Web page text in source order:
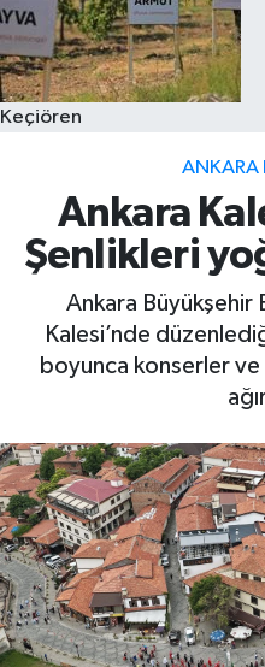
Keçiören
ANKARA
Ankara
Şenlikleri
Ankara Büyükşehir
Kalesi’nde
boyunca konserler